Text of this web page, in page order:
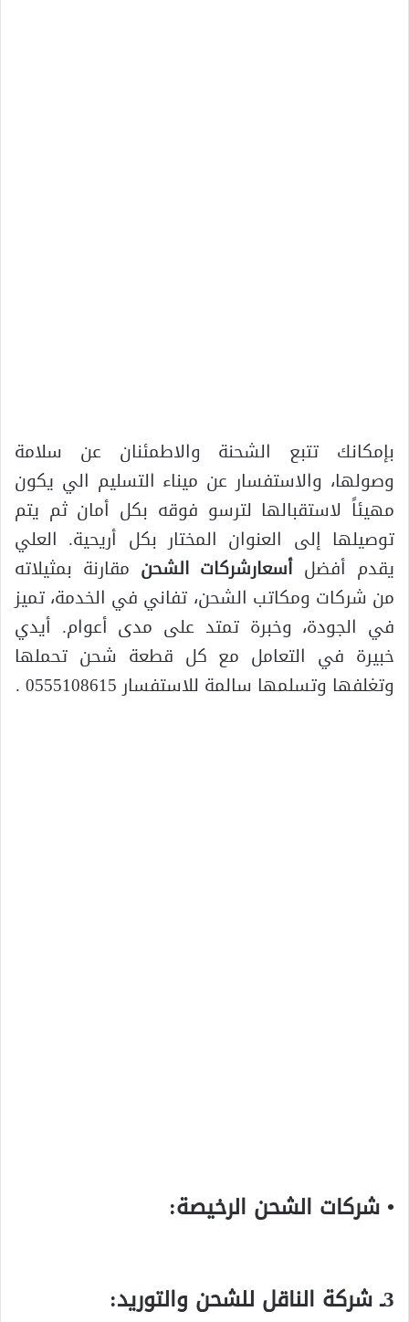
بإمكانك تتبع الشحنة والاطمئنان عن سلامة
وصولها، والاستفسار عن ميناء التسليم الي يكون
مهيئاً لاستقبالها لترسو فوقه بكل أمان ثم يتم
توصيلها إلى العنوان المختار بكل أريحية. العلي
يقدم أفضل أسعارشركات الشحن مقارنة بمثيلاته
من شركات ومكاتب الشحن، تفاني في الخدمة، تميز
في الجودة، وخبرة تمتد على مدى أعوام. أيدي
خبيرة في التعامل مع كل قطعة شحن تحملها
وتغلفها وتسلمها سالمة للاستفسار 0555108615 .
• شركات الشحن الرخيصة:
3ـ شركة الناقل للشحن والتوريد: